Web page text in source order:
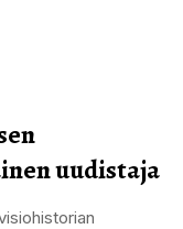
uudistaja